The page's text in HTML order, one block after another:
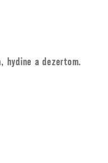
hydine a dezertom.